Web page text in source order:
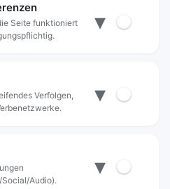
Seite funktioniert
▾
Verfolgen,
▾
Social/Audio).
▾